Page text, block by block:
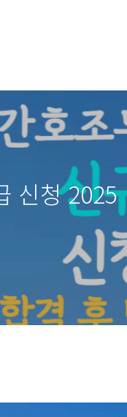
신청